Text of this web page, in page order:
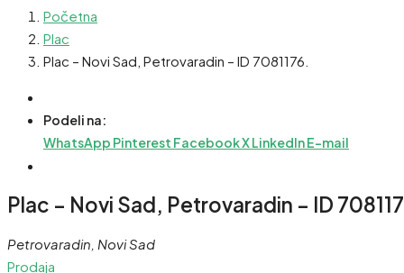
Početna
Plac
Plac – Novi Sad, Petrovaradin – ID 7081176.
Podeli na:
WhatsApp Pinterest FacebookXLinkedInE-mail
Plac – Novi Sad, Petrovaradin – ID
Petrovaradin, Novi Sad
Prodaja